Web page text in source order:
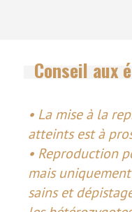
Conseil aux
• La mise à la
atteints est à
• Reproduction
mais
sains et